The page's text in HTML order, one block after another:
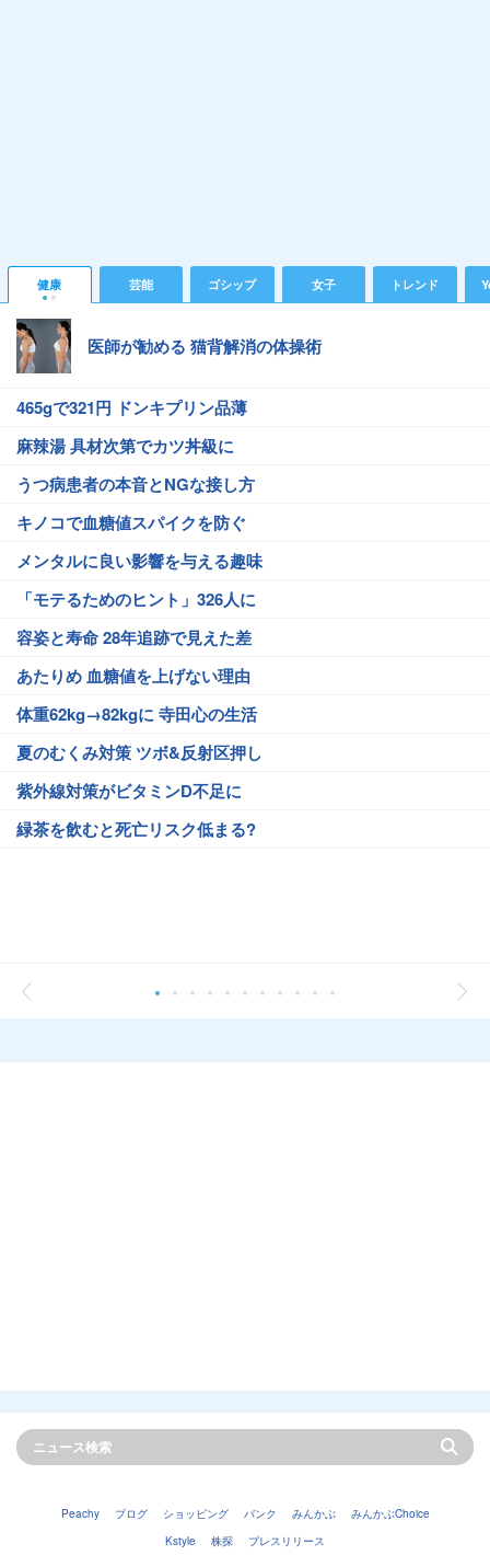
健康 芸能 ゴシップ 女子 トレンド
医師が勧める 猫背解消の体操術
465gで321円 ドンキプリン品薄
麻辣湯 具材次第でカツ丼級に
うつ病患者の本音とNGな接し方
キノコで血糖値スパイクを防ぐ
メンタルに良い影響を与える趣味
「モテるためのヒント」326人に
容姿と寿命 28年追跡で見えた差
あたりめ 血糖値を上げない理由
体重62kg→82kgに 寺田心の生活
夏のむくみ対策 ツボ&反射区押し
紫外線対策がビタミンD不足に
緑茶を飲むと死亡リスク低まる?
Peachy ブログ ショッピング バンク みんかぶ
みんかぶChoice
Kstyle
株探 プレスリリース